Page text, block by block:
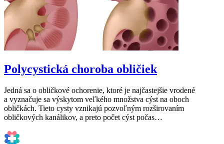
Polycystická choroba obličiek
Jedná sa o obličkové ochorenie, ktoré je najčastejšie vrodené
a vyznačuje sa výskytom veľkého množstva cýst na oboch
obličkách. Tieto cysty vznikajú pozvoľným rozširovaním
obličkových kanálikov, a preto počet cýst počas…